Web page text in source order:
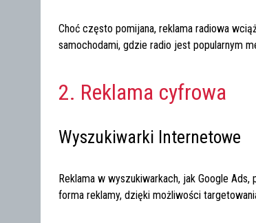
Choć często pomijana, reklama radiowa
samochodami, gdzie radio jest popularnym
2. Reklama cyfrowa
Wyszukiwarki Internetowe
Reklama w wyszukiwarkach, jak Google
forma reklamy, dzięki możliwości